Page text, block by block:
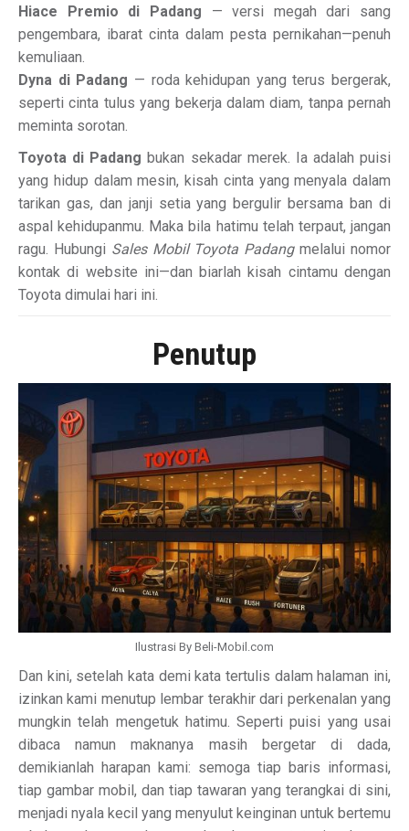
Hiace Premio di Padang — versi megah dari sang
pengembara, ibarat cinta dalam pesta pernikahan—penuh
kemuliaan.
Dyna di Padang — roda kehidupan yang terus bergerak,
seperti cinta tulus yang bekerja dalam diam, tanpa pernah
meminta sorotan.
Toyota di Padang bukan sekadar merek. Ia adalah puisi
yang hidup dalam mesin, kisah cinta yang menyala dalam
tarikan gas, dan janji setia yang bergulir bersama ban di
aspal kehidupanmu. Maka bila hatimu telah terpaut, jangan
ragu. Hubungi Sales Mobil Toyota Padangmelalui nomor
kontak di website ini—dan biarlah kisah cintamu dengan
Toyota dimulai hari ini.
Penutup
Ilustrasi By Beli-Mobil.com
Dan kini, setelah kata demi kata tertulis dalam halaman ini,
izinkan kami menutup lembar terakhir dari perkenalan yang
mungkin telah mengetuk hatimu. Seperti puisi yang usai
dibaca namun maknanya masih bergetar di dada,
demikianlah harapan kami: semoga tiap baris informasi,
tiap gambar mobil, dan tiap tawaran yang terangkai di sini,
menjadi nyala kecil yang menyulut keinginan untuk bertemu